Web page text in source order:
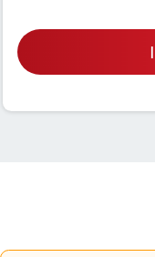
Medicina
Oncologia,
biomedico, Tecnico